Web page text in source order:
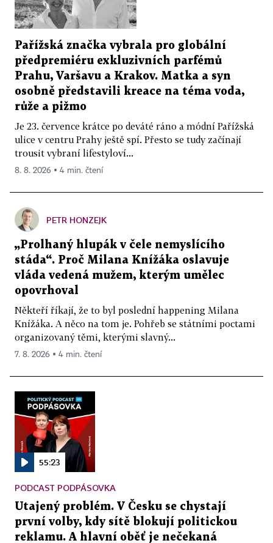
Pařížská značka vybrala pro globální
předpremiéru exkluzivních parfémů
Prahu, Varšavu a Krakov. Matka a syn
osobně představili kreace na téma voda,
růže a pižmo
Je 23. července krátce po deváté ráno a módní Pařížská
ulice v centru Prahy ještě spí. Přesto se tudy začínají
trousit vybraní lifestyloví...
8. 8. 2026 ▪ 4 min. čtení
PETR HONZEJK
„Prolhaný hlupák v čele nemyslícího
stáda“. Proč Milana Knížáka oslavuje
vláda vedená mužem, kterým umělec
opovrhoval
Někteří říkají, že to byl poslední happening Milana
Knížáka. A něco na tom je. Pohřeb se státními poctami
organizovaný těmi, kterými slavný...
7. 8. 2026 ▪ 4 min. čtení
55:23
PODCAST PODPÁSOVKA
Utajený problém. V Česku se chystají
první volby, kdy sítě blokují politickou
reklamu. A hlavní oběť je nečekaná